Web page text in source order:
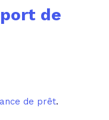
de
de prêt.